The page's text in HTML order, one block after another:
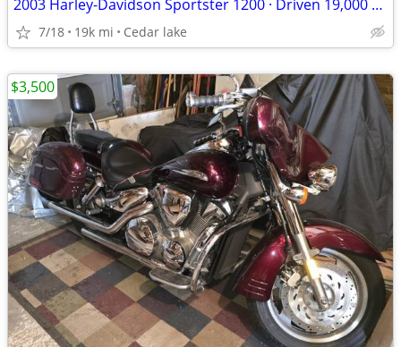
2003 Harley-Davidson Sportster 1200 · Driven 19,000 miles Screamin Eag
7/18 19k mi Cedar lake
$3,500